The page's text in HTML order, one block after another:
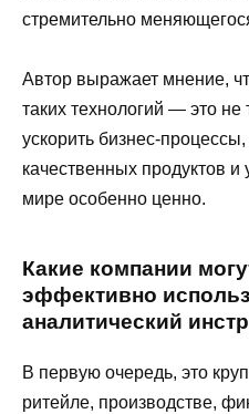
стремительно
Автор выражает мнение,
таких технологий — это не
ускорить бизнес-
качественных продуктов и
мире особенно ценно.
Какие компании
эффективно
аналитический
В первую очередь, это
ритейле, производстве,